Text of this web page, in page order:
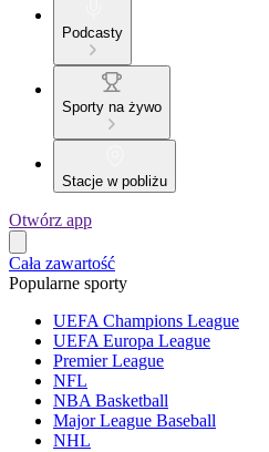
Podcasty
Sporty na żywo
Stacje w pobliżu
Otwórz app
Cała zawartość
Popularne sporty
UEFA Champions League
UEFA Europa League
Premier League
NFL
NBA Basketball
Major League Baseball
NHL